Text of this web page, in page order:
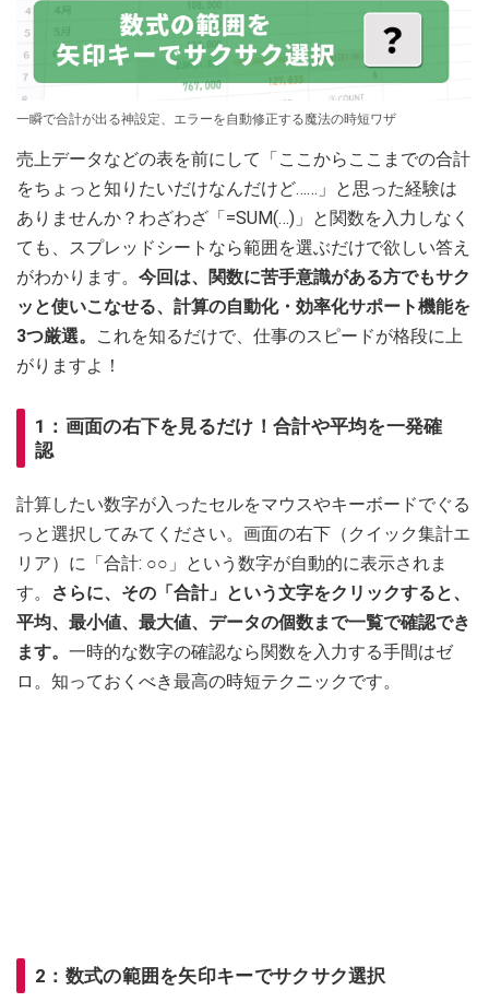
一瞬で合計が出る神設定、エラーを自動修正する魔法の時短ワザ
売上データなどの表を前にして「ここからここまでの合計
をちょっと知りたいだけなんだけど……」と思った経験は
ありませんか？わざわざ「=SUM(…)」と関数を入力しなく
ても、スプレッドシートなら範囲を選ぶだけで欲しい答え
がわかります。 今回は、関数に苦手意識がある方でもサク
ッと使いこなせる、計算の自動化・効率化サポート機能を
3つ厳選。
これを知るだけで、仕事のスピードが格段に上
がりますよ！
1：画面の右下を見るだけ！合計や平均を一発確
認
計算したい数字が入ったセルをマウスやキーボードでぐる
っと選択してみてください。画面の右下（クイック集計エ
リア）に「合計: ○○」という数字が自動的に表示されま
す。
さらに、その「合計」という文字をクリックすると、
平均、最小値、最大値、データの個数まで一覧で確認でき
ます。 一時的な数字の確認なら関数を入力する手間はゼ
ロ。知っておくべき最高の時短テクニックです。
2：数式の範囲を矢印キーでサクサク選択